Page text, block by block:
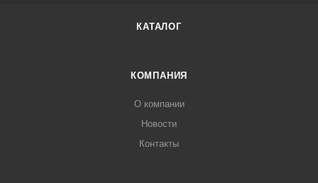
КАТАЛОГ
КОМПАНИЯ
О компании
Новости
Контакты